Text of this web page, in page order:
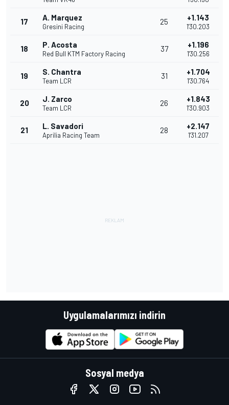
17 A. Marquez
Gresini Racing
25 +1.143
1'30.203
18 P. Acosta
Red Bull KTM Factory Racing
37 +1.196
1'30.256
19 S. Chantra
Team LCR
31 +1.704
1'30.764
20 J. Zarco
Team LCR
26 +1.843
1'30.903
21 L. Savadori
Aprilia Racing Team
28 +2.147
1'31.207
Uygulamalarımızı indirin
Sosyal medya